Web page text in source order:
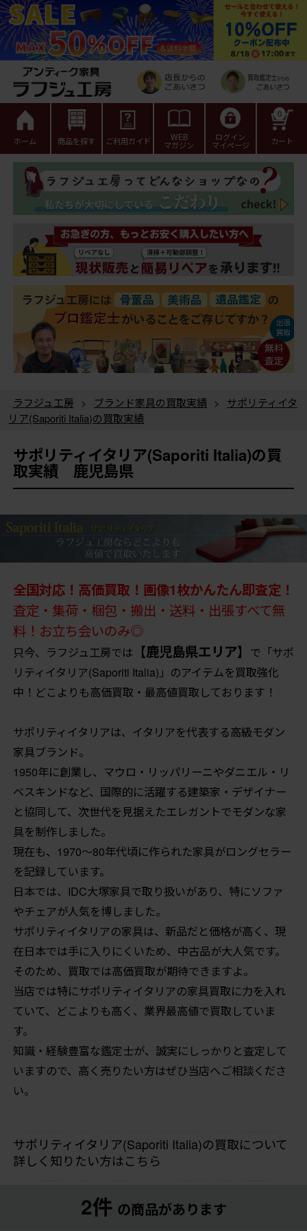
ホーム 商品を探す ご利用ガイド WEB
マガジン
ログイン
マイページ カート
0
ラフジュ工房 > ブランド家具の買取実績 >
サポリティイタ
リア(Saporiti Italia)の買取実績
サポリティイタリア(Saporiti Italia)の買
取実績 鹿児島県
全国対応！高価買取！画像1枚かんたん即査定！
査定・集荷・梱包・搬出・送料・出張すべて無
料！お立ち会いのみ◎
只今、ラフジュ工房では 【鹿児島県エリア】 で「サポ
リティイタリア(Saporiti Italia)」のアイテムを買取強化
中！どこよりも高価買取・最高値買取しております！
サポリティイタリアは、イタリアを代表する高級モダン
家具ブランド。
1950年に創業し、マウロ・リッパリーニやダニエル・リ
ベスキンドなど、国際的に活躍する建築家・デザイナー
と協同して、次世代を見据えたエレガントでモダンな家
具を制作しました。
現在も、1970〜80年代頃に作られた家具がロングセラー
を記録しています。
日本では、IDC大塚家具で取り扱いがあり、特にソファ
やチェアが人気を博しました。
サポリティイタリアの家具は、新品だと価格が高く、現
在日本では手に入りにくいため、中古品が大人気です。
そのため、買取では高価買取が期待できますよ。
当店では特にサポリティイタリアの家具買取に力を入れ
ていて、どこよりも高く、業界最高値で買取していま
す。
知識・経験豊富な鑑定士が、誠実にしっかりと査定して
いますので、高く売りたい方はぜひ当店へご相談くださ
い。
サポリティイタリア(Saporiti Italia)の買取について
詳しく知りたい方はこちら
2件 の商品があります